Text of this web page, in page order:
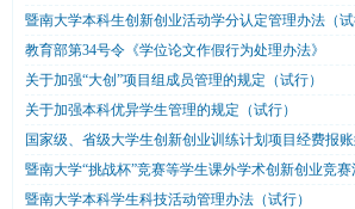
暨南大学本科生创新创业活动学分认定管理办法（试
教育部第34号令《学位论文作假行为处理办法》
关于加强“大创”项目组成员管理的规定（试行）
关于加强本科优异学生管理的规定（试行）
国家级、省级大学生创新创业训练计划项目经费报
暨南大学“挑战杯”竞赛等学生课外学术创新创业竞
暨南大学本科学生科技活动管理办法（试行）